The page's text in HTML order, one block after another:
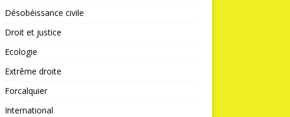
Désobéissance civile
Droit et justice
Ecologie
Extrême droite
Forcalquier
International